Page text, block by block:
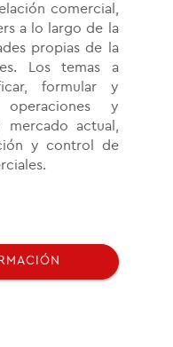
comercial,
a lo largo de la
propias de la
Los temas a
formular y
y
actual,
y control de